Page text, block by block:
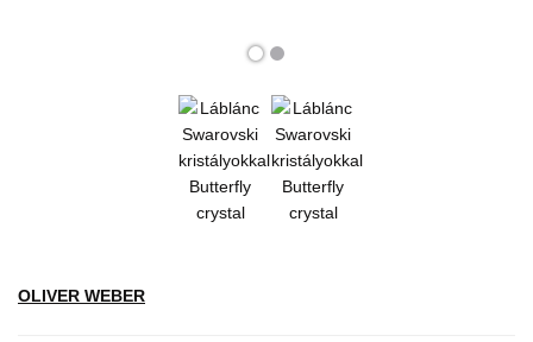
OLIVER WEBER